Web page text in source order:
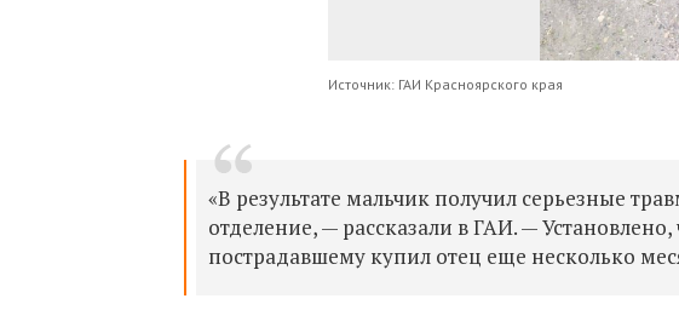
Источник: ГАИ Красноярского края
«В результате мальчик получил серьезные
отделение, — рассказали в ГАИ. —
пострадавшему купил отец еще несколько